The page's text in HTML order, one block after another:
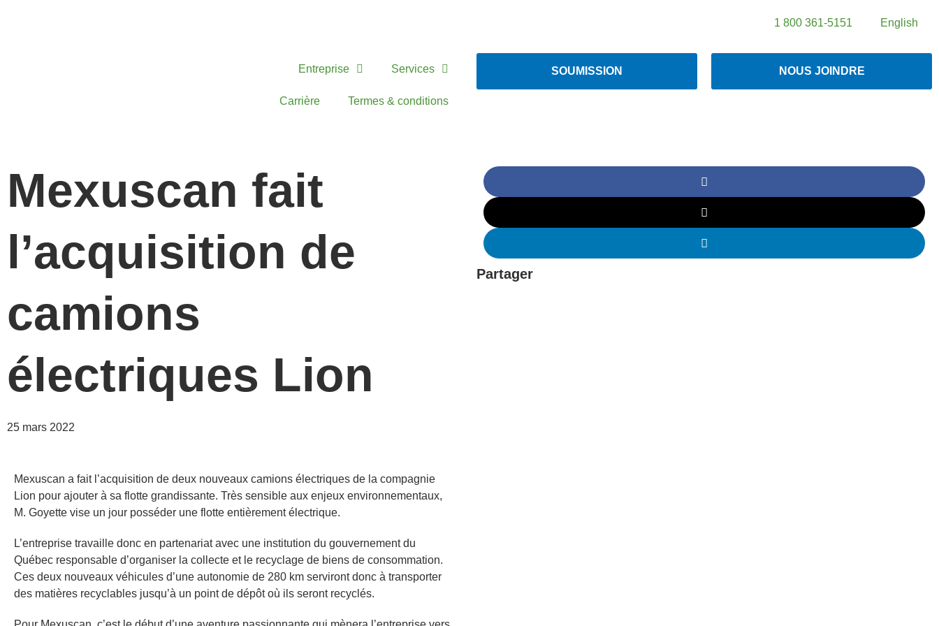
1 800 361-5151 English
Entreprise Services
Carrière Termes & conditions
SOUMISSION NOUS JOINDRE
Mexuscan fait
l’acquisition de
camions
électriques Lion
25 mars 2022
Mexuscan a fait l’acquisition de deux nouveaux camions électriques de la compagnie
Lion pour ajouter à sa flotte grandissante. Très sensible aux enjeux environnementaux,
M. Goyette vise un jour posséder une flotte entièrement électrique.
L’entreprise travaille donc en partenariat avec une institution du gouvernement du
Québec responsable d’organiser la collecte et le recyclage de biens de consommation.
Ces deux nouveaux véhicules d’une autonomie de 280 km serviront donc à transporter
des matières recyclables jusqu’à un point de dépôt où ils seront recyclés.
Partager